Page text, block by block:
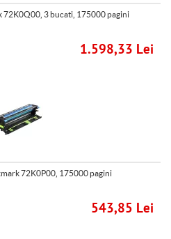
3 bucati, 175000 pagini
1.598,33 Lei
72K0P00, 175000 pagini
543,85 Lei